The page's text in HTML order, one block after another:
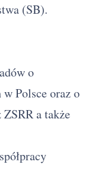
(SB).
o
Polsce oraz o
a także